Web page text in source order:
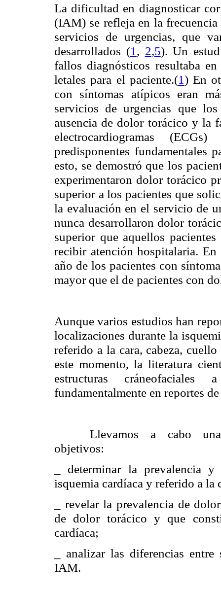
La dificultad en diagnosticar
(IAM) se refleja en la
servicios de urgencias, que
desarrollados (1 , 2,5). Un
fallos diagnósticos resultaba
letales para el paciente.(1) En
con síntomas atípicos eran
servicios de urgencias que
ausencia de dolor torácico y la
electrocardiogramas
predisponentes fundamentales
esto, se demostró que los
experimentaron dolor torácico
superior a los pacientes que
la evaluación en el servicio de
nunca desarrollaron dolor
superior que aquellos
recibir atención hospitalaria.
año de los pacientes con
mayor que el de pacientes con
Aunque varios estudios han
localizaciones durante la
referido a la cara, cabeza,
este momento, la literatura
estructuras
fundamentalmente en reportes
Llevamos a cabo
_ determinar la prevalencia
isquemia cardíaca y referido a la
_ revelar la prevalencia de
de dolor torácico y que
cardíaca;
_ analizar las diferencias
IAM.